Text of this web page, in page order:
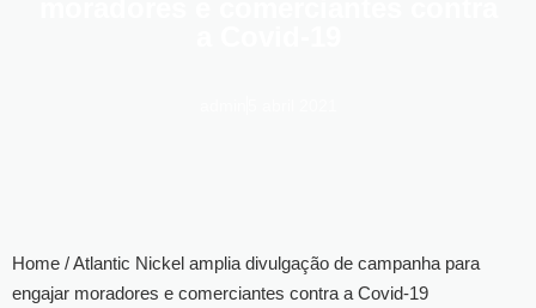
Home / Atlantic Nickel amplia divulgação de campanha para
engajar moradores e comerciantes contra a Covid-19